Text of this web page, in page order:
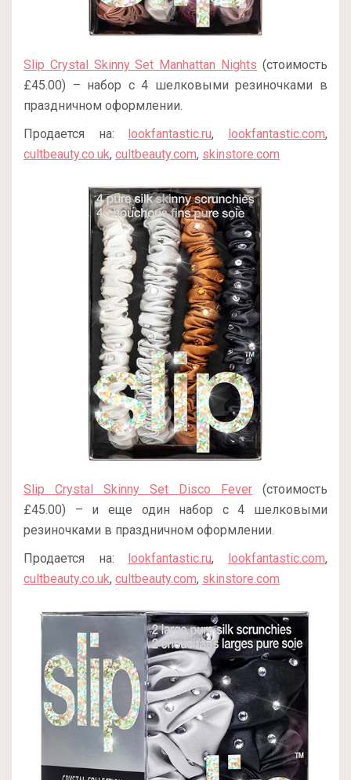
Slip Crystal Skinny Set Manhattan Nights (стоимость
£45.00) – набор с 4 шелковыми резиночками в
праздничном оформлении.
Продается на: lookfantastic.ru, lookfantastic.com,
cultbeauty.co.uk, cultbeauty.com, skinstore.com
Slip Crystal Skinny Set Disco Fever (стоимость
£45.00) – и еще один набор с 4 шелковыми
резиночками в праздничном оформлении.
Продается на:
lookfantastic.ru, lookfantastic.com,
cultbeauty.co.uk, cultbeauty.com, skinstore.com